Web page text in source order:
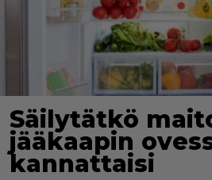
Säilytätkö
jääkaapin
kannattaisi